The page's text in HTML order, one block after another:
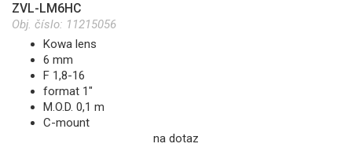
ZVL-LM6HC
Obj. číslo: 11215056
Kowa lens
6 mm
F 1,8-16
format 1"
M.O.D. 0,1 m
C-mount
na dotaz